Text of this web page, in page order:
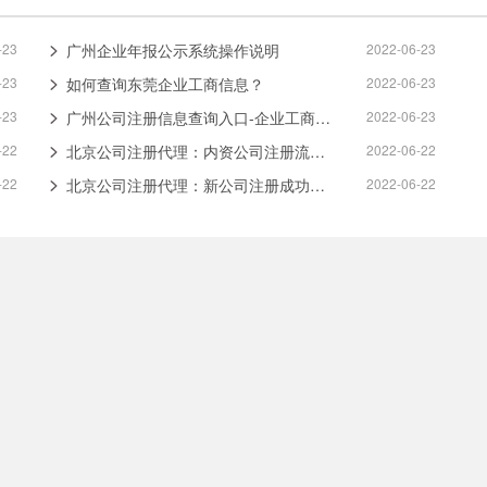
广州企业年报公示系统操作说明
2022-06-23
如何查询东莞企业工商信息？
2022-06-23
广州公司注册信息查询入口-企业工商注册查询
2022-06-23
北京公司注册代理：内资公司注册流程及费用说明
2022-06-22
北京公司注册代理：新公司注册成功后还需处理哪些事项？ 2022-06-22